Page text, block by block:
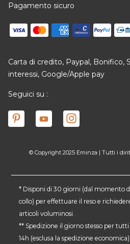
Pagamento sicuro
Carta di credito, Paypal, Bonifico,
interessi, Google/Apple pay
Seguici su :
© Copyright 2025 Eminza | Tutti i
* Disponi di 30 giorni (dal momento
collo) per effettuare il reso e
articoli voluminosi.
** Spedizione il giorno stesso per
14h (esclusa la spedizione economica)